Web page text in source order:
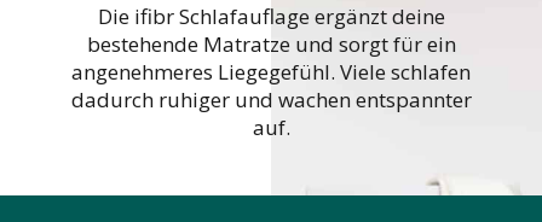
Die ifibr Schlafauflage ergänzt deine
bestehende Matratze und sorgt für ein
angenehmeres Liegegefühl. Viele schlafen
dadurch ruhiger und wachen entspannter
auf.